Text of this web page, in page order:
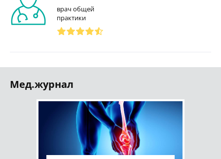
врач общей
практики
Мед.журнал